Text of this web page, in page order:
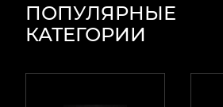
ПОПУЛЯРНЫЕ
КАТЕГОРИИ